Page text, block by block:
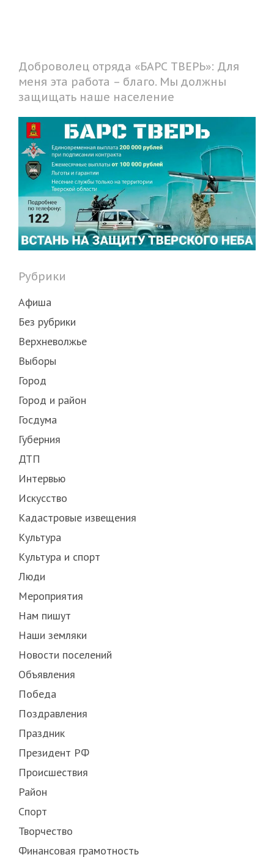
Доброволец отряда «БАРС ТВЕРЬ»: Для
меня эта работа – благо. Мы должны
защищать наше население
Рубрики
Афиша
Без рубрики
Верхневолжье
Выборы
Город
Город и район
Госдума
Губерния
ДТП
Интервью
Искусство
Кадастровые извещения
Культура
Культура и спорт
Люди
Мероприятия
Нам пишут
Наши земляки
Новости поселений
Объявления
Победа
Поздравления
Праздник
Президент РФ
Происшествия
Район
Спорт
Творчество
Финансовая грамотность